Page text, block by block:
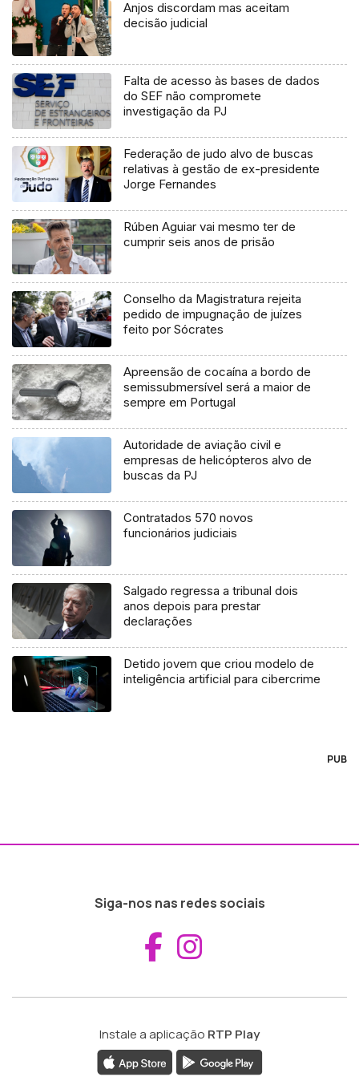
Anjos discordam mas aceitam
decisão judicial
Falta de acesso às bases de dados
do SEF não compromete
investigação da PJ
Federação de judo alvo de buscas
relativas à gestão de ex-presidente
Jorge Fernandes
Rúben Aguiar vai mesmo ter de
cumprir seis anos de prisão
Conselho da Magistratura rejeita
pedido de impugnação de juízes
feito por Sócrates
Apreensão de cocaína a bordo de
semissubmersível será a maior de
sempre em Portugal
Autoridade de aviação civil e
empresas de helicópteros alvo de
buscas da PJ
Contratados 570 novos
funcionários judiciais
Salgado regressa a tribunal dois
anos depois para prestar
declarações
Detido jovem que criou modelo de
inteligência artificial para cibercrime
PUB
Siga-nos nas redes sociais
Aceder ao
Instale a aplicação RTP Play